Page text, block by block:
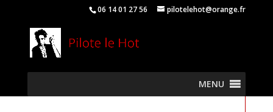
06 14 01 27 56 pilotelehot@orange.fr
MENU